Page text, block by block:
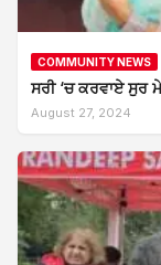
COMMUNITY NEWS
ਸਰੀ ‘ਚ ਕਰਵਾਏ ਸੁਰ
August 27, 2024